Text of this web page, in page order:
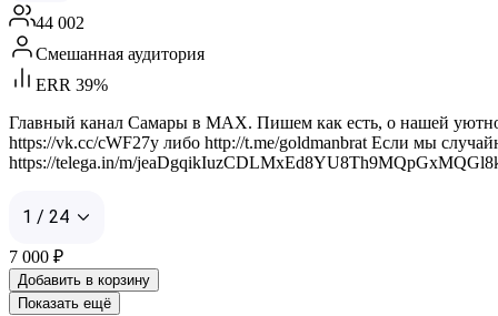
44 002
Смешанная аудитория
ERR 39%
Главный канал Самары в MAX. Пишем как есть, о нашей
https://vk.cc/cWF27y либо http://t.me/goldmanbrat Если мы
https://telega.in/m/
1 / 24
7 000 ₽
Добавить в корзину
Показать ещё